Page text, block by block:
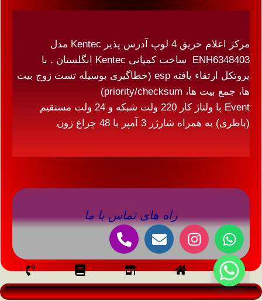
مرکز اعلام حریق 4 لوپ آدرس پذیر Kentec مدل
ENH6348403 ساخت کمپانی Kentec انگلستان . با
پروتکل ارتقاء یافته esp (خطاگیری بوسیله تست زوج بیت
ها، جمع بیت ها، priority/checksum)
Event با ولتاژ کار 220 ولت شبکه و 24 ولت مستقیم
(باطری) به همراه شارژر 3 آمپر با 48 چراغ زون
راه های تماس با ما